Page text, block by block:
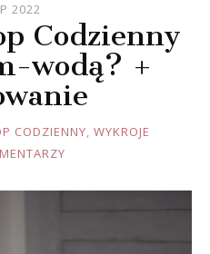
2022
Codzienny
wodą? +
CODZIENNY, WYKROJE